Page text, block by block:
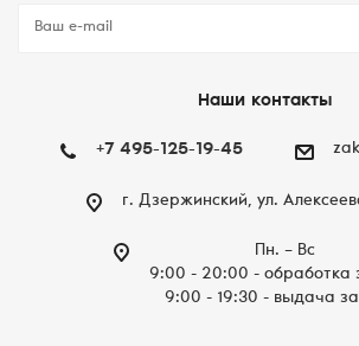
Наши контакты
+7 495-125-19-45
г. Дзержинский, ул.
Пн. – Вc
9:00 - 20:00 - обработка
9:00 - 19:30 - выдача